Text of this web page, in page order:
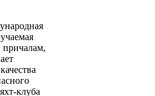
причалам,
клуба